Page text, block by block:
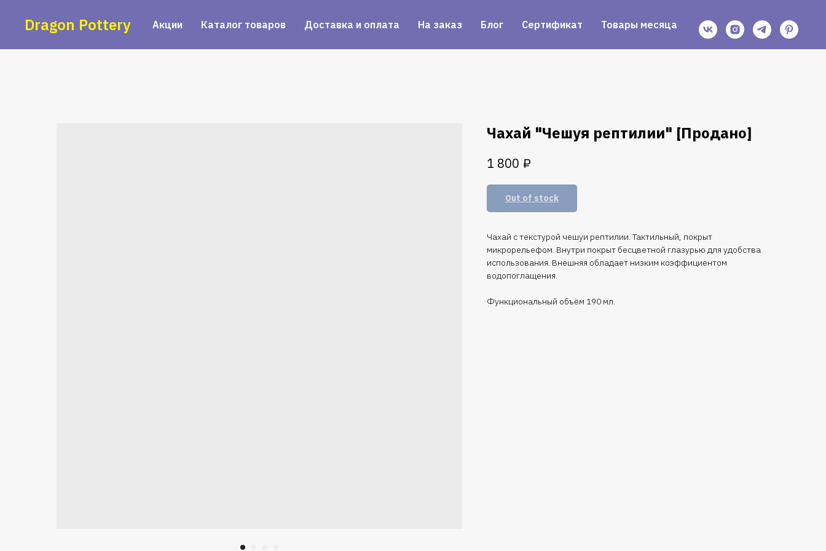
Dragon Pottery Акции Каталог товаров Доставка и оплата На заказ Блог Сертификат Товары месяца
Чахай "Чешуя рептилии" [Продано]
1 800 ₽
Out of stock
Чахай с текстурой чешуи рептилии. Тактильный, покрыт
микрорельефом. Внутри покрыт бесцветной глазурью для удобства
использования. Внешняя обладает низким коэффициентом
водопоглащения.
Функциональный объём 190 мл.